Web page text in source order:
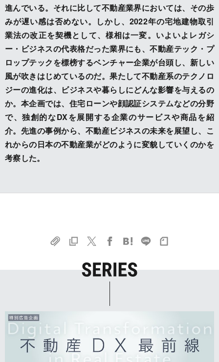
進んでいる。それに比して不動産業界においては、その歩
みが遅い感は否めない。しかし、2022年の宅地建物取引
業法の改正を契機として、様相は一変。いよいよレガシ
ー・ビジネスの代表格だった業界にも、不動産テック・プ
ロップテックを標榜するベンチャー企業が台頭し、新しい
風が吹きはじめているのだ。果たして不動産系のテクノロ
ジーの進化は、ビジネスや暮らしにどんな影響を与えるの
か。本企画では、住宅ローンや顔認証システムなどの分野
で、独創的なDXを展開する企業のサービスや商品を紹
介。先進の事例から、不動産ビジネスの未来を展望し、こ
れからの日本の不動産業がどのように変貌していくのかを
考察した。